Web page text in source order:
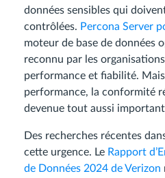
données sensibles qui
contrôlées. Percona Server
moteur de base de données
reconnu par les
performance et fiabilité.
performance, la conformité
devenue tout aussi
Des recherches récentes
cette urgence. Le Rapport
de Données 2024 de Verizon